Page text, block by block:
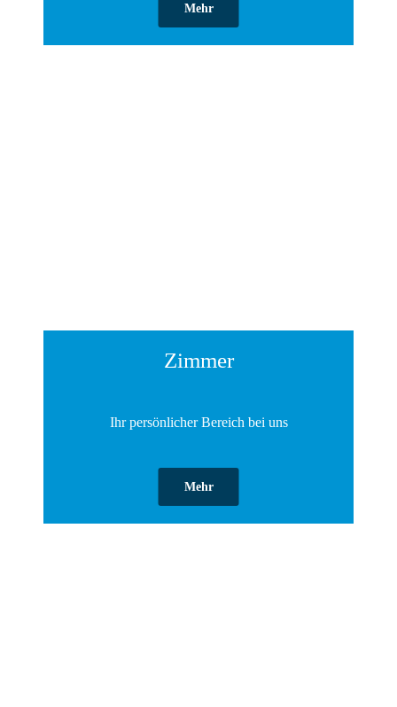
Mehr
Zimmer
Ihr persönlicher Bereich bei uns
Mehr